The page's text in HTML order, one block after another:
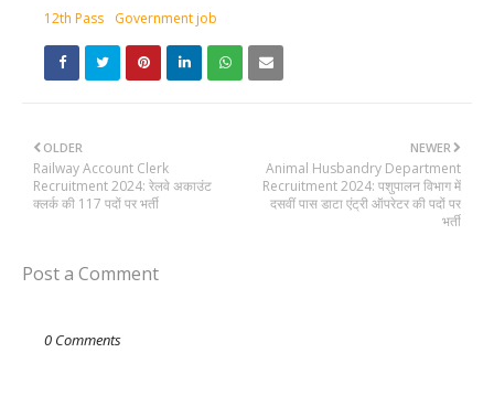
12th Pass Government job
NEWER
Animal Husbandry Department
Recruitment 2024: पशुपालन विभाग में
दसवीं पास डाटा एंट्री ऑपरेटर की पदों पर
भर्ती
OLDER
Railway Account Clerk
Recruitment 2024: रेलवे अकाउंट
क्लर्क की 117 पदों पर भर्ती
Post a Comment
0 Comments